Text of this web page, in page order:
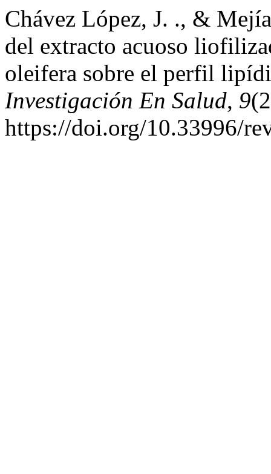
Chávez López, J. ., &
del extracto acuoso
oleifera sobre el perfil
Investigación En Salud, 9
https://doi.org/10.33996/